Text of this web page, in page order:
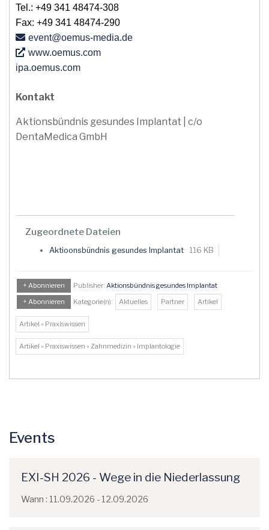
Tel.: +49 341 48474-308
Fax: +49 341 48474-290
event@oemus-media.de
www.oemus.com
ipa.oemus.com
Kontakt
Aktionsbündnis gesundes Implantat | c/o
DentaMedica GmbH
Zugeordnete Dateien
Aktioonsbündnis gesundes Implantat 116 KB
+ Abonnieren Publisher: Aktionsbündnis gesundes Implantat
+ Abonnieren
Kategorie(n): Aktuelles Partner Artikel
Artikel » Praxiswissen
Artikel » Praxiswissen » Zahnmedizin » Implantologie
Events
EXI-SH 2026 - Wege in die Niederlassung
Wann : 11.09.2026 - 12.09.2026